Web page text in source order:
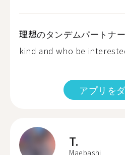
理想のタンデムパートナ
kind and who be
アプリを
T.
Maebashi